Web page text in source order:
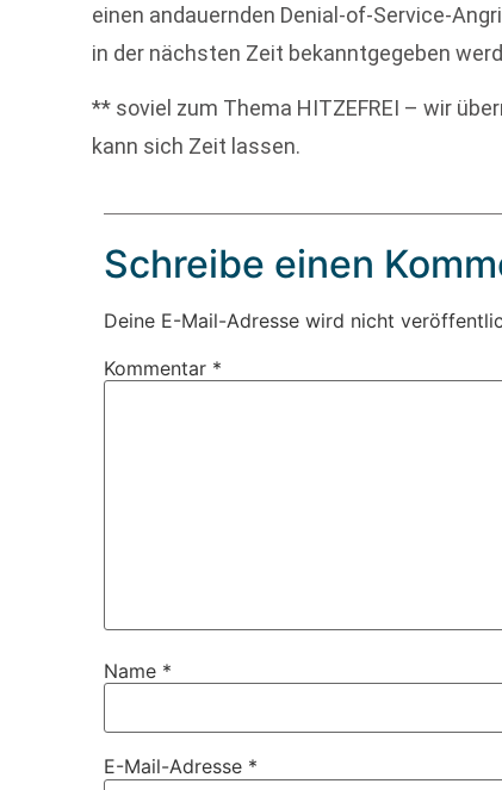
einen andauernden Denial-of-Service-
in der nächsten Zeit bekanntgegeben
** soviel zum Thema HITZEFREI – wir
kann sich Zeit lassen.
Schreibe einen
Deine E-Mail-Adresse wird nicht
Kommentar *
Name *
E-Mail-Adresse *